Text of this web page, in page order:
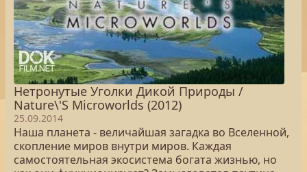
Нетронутые Уголки Дикой Природы /
Nature\'S Microworlds (2012)
25.09.2014
Наша планета - величайшая загадка во Вселенной,
скопление миров внутри миров. Каждая
самостоятельная экосистема богата жизнью, но